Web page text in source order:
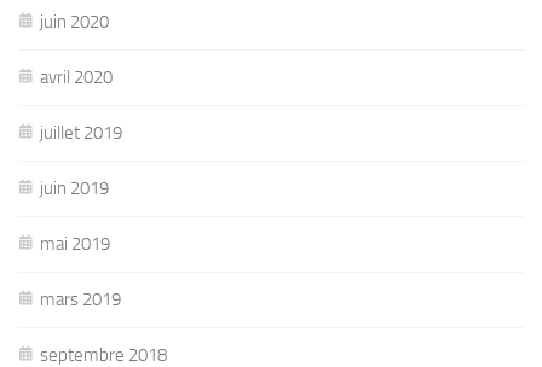
juin 2020
avril 2020
juillet 2019
juin 2019
mai 2019
mars 2019
septembre 2018